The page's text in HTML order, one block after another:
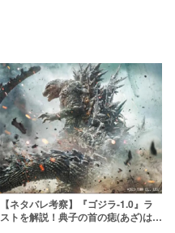
【ネタバレ考察】『ゴジラ-1.0』ラ
ストを解説！典子の首の痣(あざ)は何